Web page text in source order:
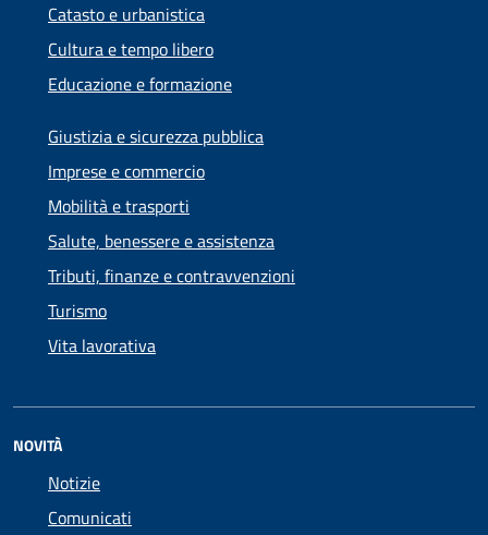
Catasto e urbanistica
Cultura e tempo libero
Educazione e formazione
Giustizia e sicurezza pubblica
Imprese e commercio
Mobilità e trasporti
Salute, benessere e assistenza
Tributi, finanze e contravvenzioni
Turismo
Vita lavorativa
NOVITÀ
Notizie
Comunicati